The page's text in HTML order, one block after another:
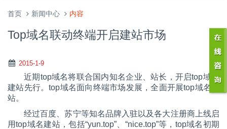
首页 新闻中心 内容
Top域名联动终端开启建站市场
2015-1-9
近期top域名将联合国内知名企业、站长，开启top域名
建站先行。top域名面向终端市场发展，全面开展top域名建
站。
经过百度、苏宁等知名品牌入驻以及各大注册商上线启
用top域名建站，包括“yun.top”、“nice.top”等，top域名初期